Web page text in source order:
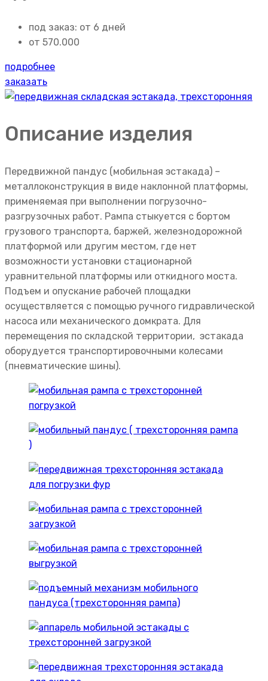
под заказ: от 6 дней
от 570.000
подробнее
заказать
Описание изделия
Передвижной пандус (мобильная эстакада) –
металлоконструкция в виде наклонной платформы,
применяемая при выполнении погрузочно-
разгрузочных работ. Рампа стыкуется с бортом
грузового транспорта, баржей, железнодорожной
платформой или другим местом, где нет
возможности установки стационарной
уравнительной платформы или откидного моста.
Подъем и опускание рабочей площадки
осуществляется с помощью ручного гидравлической
насоса или механического домкрата. Для
перемещения по складской территории, эстакада
оборудуется транспортировочными колесами
(пневматические шины).